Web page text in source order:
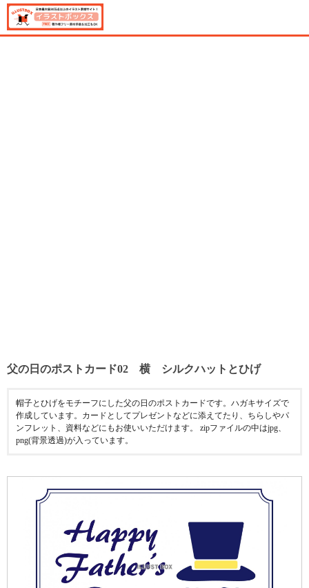
父の日のポストカード02 横 シルクハットとひげ
帽子とひげをモチーフにした父の日のポストカードです。ハガキサイズで
作成しています。カードとしてプレゼントなどに添えてたり、ちらしやパ
ンフレット、資料などにもお使いいただけます。 zipファイルの中はjpg、
png(背景透過)が入っています。